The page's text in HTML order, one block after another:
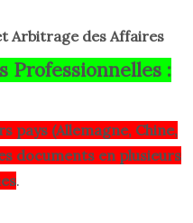
Arbitrage des Affaires
Professionnelles :
pays (Allemagne, Chine,
documents en plusieurs
.